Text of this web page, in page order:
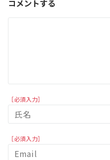
コメントする
［必須入力］
［必須入力］